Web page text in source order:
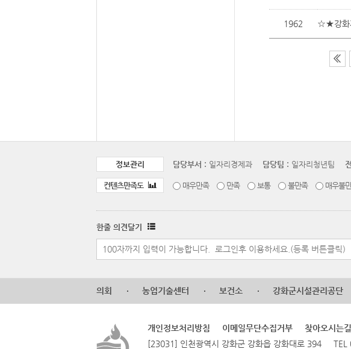
1962
정보관리 담당부서 : 일자리경제과 담당팀 : 일자리청년팀
컨텐츠만족도 매우만족 만족 보통 불만족 매우불
한줄 의견달기
의회 농업기술센터 보건소 강화군시설관리공단
개인정보처리방침 이메일무단수집거부
찾아오시는길
[23031] 인천광역시 강화군 강화읍 강화대로 394
TEL